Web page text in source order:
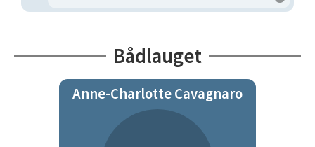
Bådlauget
Anne-Charlotte Cavagnaro